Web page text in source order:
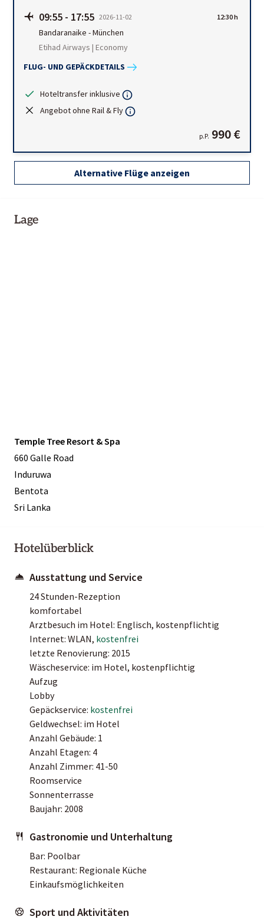
09:55 - 17:55 2026-11-02 12:30 h
Bandaranaike -München
Etihad Airways | Economy
FLUG- UND GEPÄCKDETAILS
Hoteltransfer inklusive
Angebot ohne Rail & Fly
p.P. 990 €
Alternative Flüge anzeigen
Lage
Temple Tree Resort & Spa
660 Galle Road
Induruwa
Bentota
Sri Lanka
Hotelüberblick
Ausstattung und Service
24 Stunden-Rezeption
komfortabel
Arztbesuch im Hotel: Englisch, kostenpflichtig
Internet: WLAN, kostenfrei
letzte Renovierung: 2015
Wäscheservice: im Hotel, kostenpflichtig
Aufzug
Lobby
Gepäckservice: kostenfrei
Geldwechsel: im Hotel
Anzahl Gebäude: 1
Anzahl Etagen: 4
Anzahl Zimmer: 41-50
Roomservice
Sonnenterrasse
Baujahr: 2008
Gastronomie und Unterhaltung
Bar: Poolbar
Restaurant: Regionale Küche
Einkaufsmöglichkeiten
Sport und Aktivitäten